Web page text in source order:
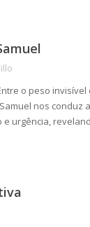
Entre o peso
nos conduz
urgência,